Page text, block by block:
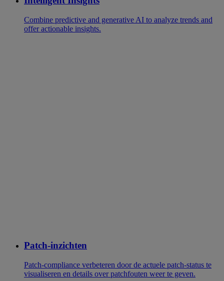
Combine predictive and generative AI to analyze trends and
offer actionable insights.
Patch-inzichten
Patch-compliance verbeteren door de actuele patch-status te
visualiseren en details over patchfouten weer te geven.